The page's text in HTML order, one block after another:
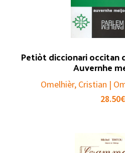
Petiòt diccionari occitan
Auvernhe
Omelhièr, Cristian |
28.50€